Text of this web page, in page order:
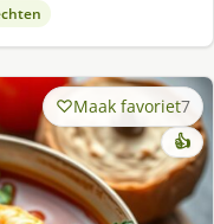
Maak favoriet7
👍